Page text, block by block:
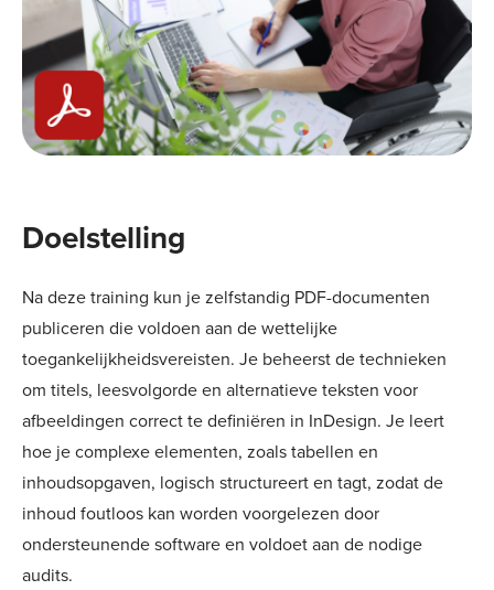
Doelstelling
Na deze training kun je zelfstandig PDF-documenten
publiceren die voldoen aan de wettelijke
toegankelijkheidsvereisten. Je beheerst de technieken
om titels, leesvolgorde en alternatieve teksten voor
afbeeldingen correct te definiëren in InDesign. Je leert
hoe je complexe elementen, zoals tabellen en
inhoudsopgaven, logisch structureert en tagt, zodat de
inhoud foutloos kan worden voorgelezen door
ondersteunende software en voldoet aan de nodige
audits.